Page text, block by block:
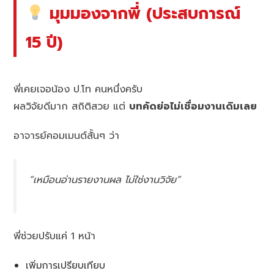
มุมมองจากพี่ (ประสบการณ์
15 ปี)
พี่เคยเจอน้อง ป.โท คนหนึ่งครับ
ผลวิจัยดีมาก สถิติสวย แต่ บทคัดย่อไม่เชื่อมงานเดิมเลย
อาจารย์คอมเมนต์สั้นๆ ว่า
“เหมือนอ่านรายงานผล ไม่ใช่งานวิจัย”
พี่ช่วยปรับแค่ 1 หน้า
เพิ่มการเปรียบเทียบ